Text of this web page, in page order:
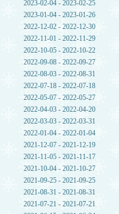
2023-02-04 - 2023-02-25
2023-01-04 - 2023-01-26
2022-12-02 - 2022-12-30
2022-11-01 - 2022-11-29
2022-10-05 - 2022-10-22
2022-09-08 - 2022-09-27
2022-08-03 - 2022-08-31
2022-07-18 - 2022-07-18
2022-05-07 - 2022-05-27
2022-04-03 - 2022-04-20
2022-03-03 - 2022-03-31
2022-01-04 - 2022-01-04
2021-12-07 - 2021-12-19
2021-11-05 - 2021-11-17
2021-10-04 - 2021-10-27
2021-09-25 - 2021-09-25
2021-08-31 - 2021-08-31
2021-07-21 - 2021-07-21